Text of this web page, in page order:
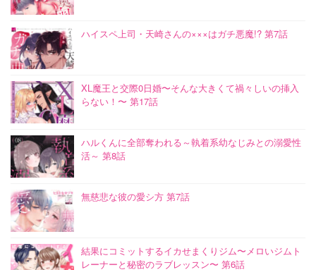
ハイスペ上司・天崎さんの×××はガチ悪魔!? 第7話
XL魔王と交際0日婚〜そんな大きくて禍々しいの挿入
らない！〜 第17話
ハルくんに全部奪われる～執着系幼なじみとの溺愛性
活～ 第8話
無慈悲な彼の愛シ方 第7話
結果にコミットするイカせまくりジム〜メロいジムト
レーナーと秘密のラブレッスン〜 第6話